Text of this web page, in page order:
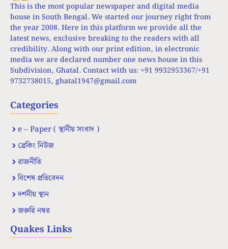
This is the most popular newspaper and digital media
house in South Bengal. We started our journey right from
the year 2008. Here in this platform we provide all the
latest news, exclusive breaking to the readers with all
credibility. Along with our print edition, in electronic
media we are declared number one news house in this
Subdivision, Ghatal. Contact with us: +91 9932953367/+91
9732738015, ghatal1947@gmail.com
Categories
e – Paper ( স্থানীয় সংবাদ )
ব্রেকিং নিউজ
রাজনীতি
বিশেষ প্রতিবেদন
দর্শনীয় স্থান
জরুরি নম্বর
Quakes Links